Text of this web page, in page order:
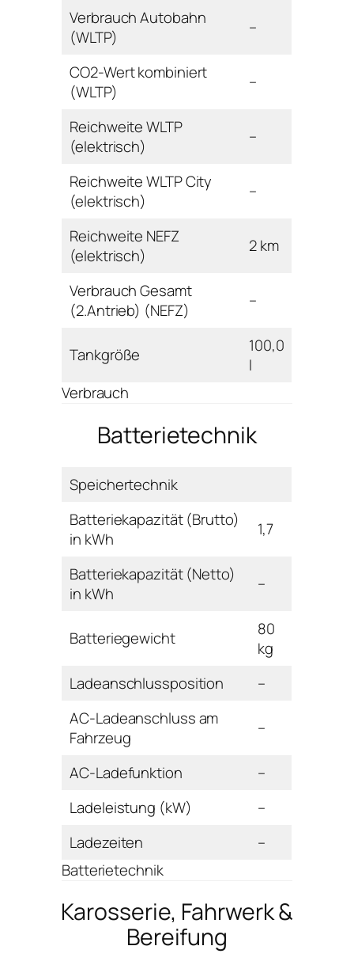
Verbrauch Autobahn
(WLTP)
–
CO2-Wert kombiniert
(WLTP)
–
Reichweite WLTP
(elektrisch)
–
Reichweite WLTP City
(elektrisch)
–
Reichweite NEFZ
(elektrisch)
2 km
Verbrauch Gesamt
(2.Antrieb) (NEFZ)
–
Tankgröße
100,0
l
Verbrauch
Batterietechnik
Speichertechnik
Batteriekapazität (Brutto)
in kWh
1,7
Batteriekapazität (Netto)
in kWh
–
Batteriegewicht
80
kg
Ladeanschlussposition
–
AC-Ladeanschluss am
Fahrzeug
–
AC-Ladefunktion
–
Ladeleistung (kW)
–
Ladezeiten
–
Batterietechnik
Karosserie, Fahrwerk &
Bereifung